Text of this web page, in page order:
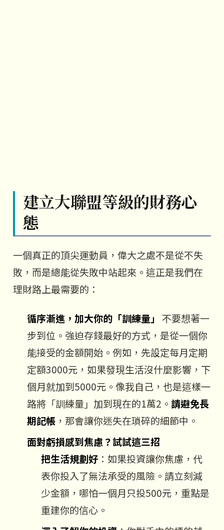
建立大聯盟等級的財務心
態
一個真正的頂尖運動員，偉大之處不是從不失
敗，而是總能從失敗中站起來。這正是我們在
理財路上最需要的：
循序漸進，加大你的「訓練量」 不要想著一
步到位。強迫存錢最好的方式，是從一個你
能接受的金額開始。例如，先設定每月定期
定額3000元，如果發現生活沒什麼影響，下
個月就加到5000元。像我自己，也是這樣一
路將「訓練量」加到現在的1萬2。 請避免長
期記帳，那會讓你迷失在瑣碎的細節中。
面對虧損感到焦慮？試試這三招
把生活規劃好：如果投資讓你焦慮，代
表你投入了無法承受的風險。請立刻減
少金額，哪怕一個月只投500元，重點是
重建你的信心。